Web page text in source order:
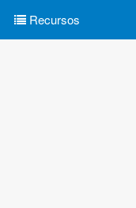
Recursos